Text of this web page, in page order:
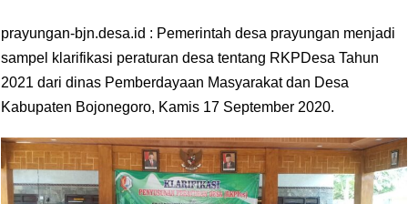
prayungan-bjn.desa.id : Pemerintah desa prayungan menjadi
sampel klarifikasi peraturan desa tentang RKPDesa Tahun
2021 dari dinas Pemberdayaan Masyarakat dan Desa
Kabupaten Bojonegoro, Kamis 17 September 2020.